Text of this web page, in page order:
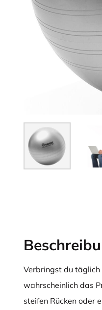
Verbringst du täglich
wahrscheinlich das
steifen Rücken oder